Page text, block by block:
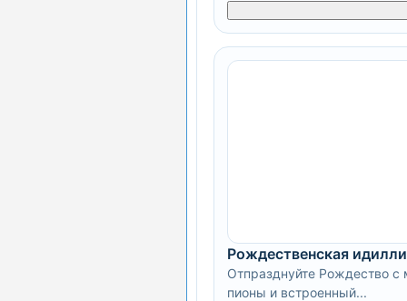
Рождественская
Отпразднуйте Рождество с
пионы и встроенный...